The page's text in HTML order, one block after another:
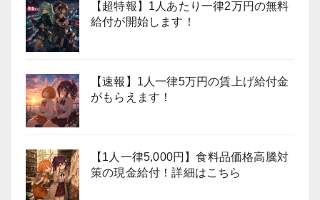
【超特報】1人あたり一律2万円の無料
給付が開始します！
【速報】1人一律5万円の賃上げ給付金
がもらえます！
【1人一律5,000円】食料品価格高騰対
策の現金給付！詳細はこちら